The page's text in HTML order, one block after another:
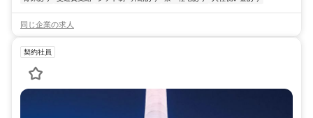
同じ企業の求人
契約社員